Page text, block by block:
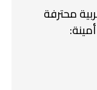
محترفة